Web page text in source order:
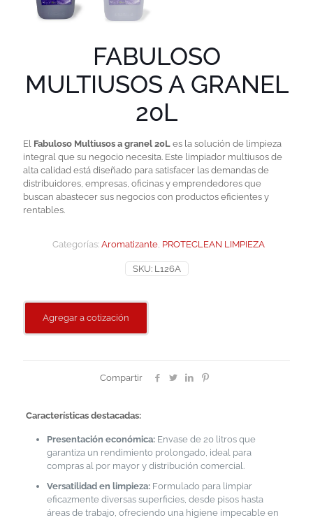
FABULOSO
MULTIUSOS A GRANEL
20L
El Fabuloso Multiusos a granel 20L es la solución de limpieza
integral que su negocio necesita. Este limpiador multiusos de
alta calidad está diseñado para satisfacer las demandas de
distribuidores, empresas, oficinas y emprendedores que
buscan abastecer sus negocios con productos eficientes y
rentables.
SKU: L126A
Categorías: Aromatizante, PROTECLEAN LIMPIEZA
Agregar a cotización
Compartir
Características destacadas:
Presentación económica:Envase de 20 litros que
garantiza un rendimiento prolongado, ideal para
compras al por mayor y distribución comercial.
Versatilidad en limpieza:Formulado para limpiar
eficazmente diversas superficies, desde pisos hasta
áreas de trabajo, ofreciendo una higiene impecable en